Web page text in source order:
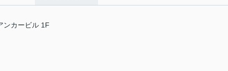
ンカービル 1F